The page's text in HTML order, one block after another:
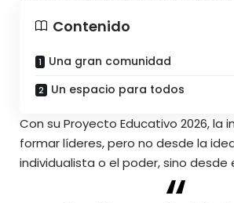
Contenido
Una gran comunidad
Un espacio para todos
Con su Proyecto Educativo 2026, la
formar líderes, pero no desde la
individualista o el poder, sino desde